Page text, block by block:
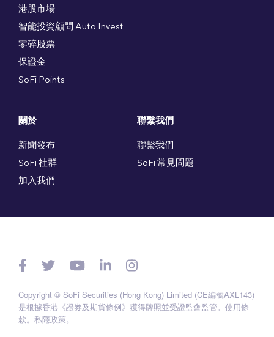
港股市場
智能投資顧問 Auto Invest
零碎股票
保證金
SoFi Points
關於
新聞發布
SoFi 社群
加入我們
聯繫我們
聯繫我們
SoFi 常見問題
Copyright © SoFi Securities (Hong Kong) Limited (CE編號AXL143)
是根據香港《證券及期貨條例》獲得牌照並受證監會監管。 使用條
款。 私隱政策。